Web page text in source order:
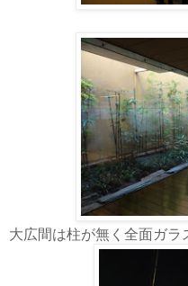
大広間は柱が無く全面ガラ